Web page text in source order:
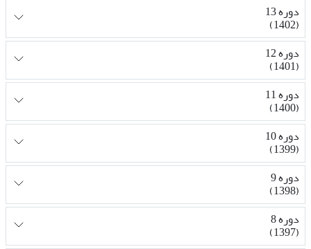
دوره 13
(1402)
دوره 12
(1401)
دوره 11
(1400)
دوره 10
(1399)
دوره 9
(1398)
دوره 8
(1397)